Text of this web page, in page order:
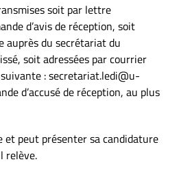
soit par lettre
d’avis de réception, soit
auprès du secrétariat du
soit adressées par courrier
: secretariat.ledi@u-
d’accusé de réception, au plus
et peut présenter sa candidature
relève.